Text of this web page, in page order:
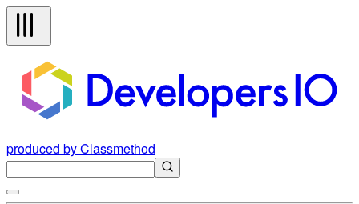
produced by Classmethod